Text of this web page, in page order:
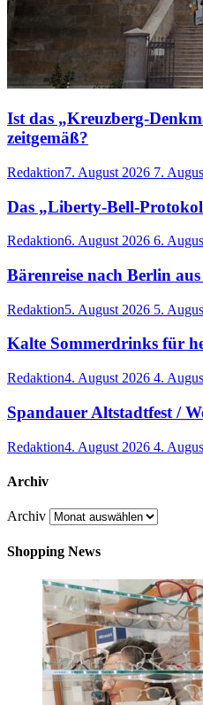
Ist das „Kreuzberg-
zeitgemäß?
Redaktion7. August 2026 7.
Das „Liberty-Bell-
Redaktion6. August 2026 6.
Bärenreise nach Berlin
Redaktion5. August 2026 5.
Kalte Sommerdrinks für
Redaktion4. August 2026 4.
Spandauer Altstadtfest /
Redaktion4. August 2026 4.
Archiv
Archiv
Shopping News